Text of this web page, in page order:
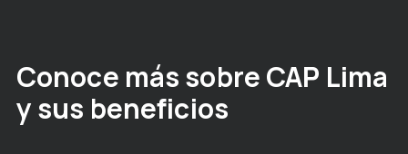
Conoce más sobre CAP Lima
y sus beneficios